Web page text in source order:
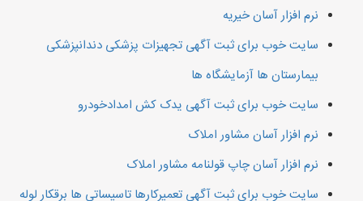
نرم افزار آسان خیریه
سایت خوب برای ثبت آگهی تجهیزات پزشکی دندانپزشکی
بیمارستان ها آزمایشگاه ها
سایت خوب برای ثبت آگهی یدک کش امدادخودرو
نرم افزار آسان مشاور املاک
نرم افزار آسان چاپ قولنامه مشاور املاک
سایت خوب برای ثبت آگهی تعمیرکارها تاسیساتی ها برقکار لوله